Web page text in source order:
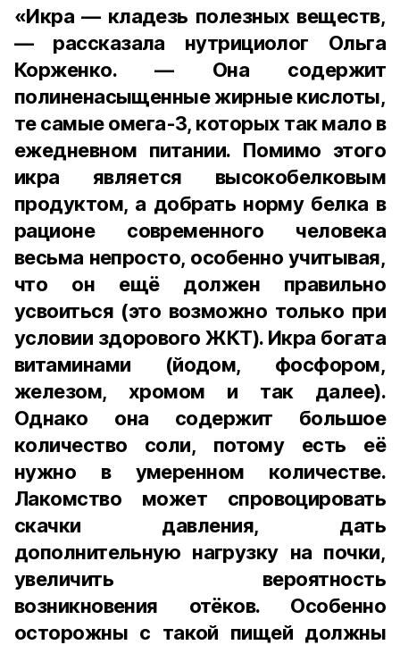
«Икра — кладезь полезных веществ,
— рассказала нутрициолог Ольга
Корженко. — Она содержит
полиненасыщенные жирные кислоты,
те самые омега-3, которых так мало в
ежедневном питании. Помимо этого
икра является высокобелковым
продуктом, а добрать норму белка в
рационе современного человека
весьма непросто, особенно учитывая,
что он ещё должен правильно
усвоиться (это возможно только при
условии здорового ЖКТ). Икра богата
витаминами (йодом, фосфором,
железом, хромом и так далее).
Однако она содержит большое
количество соли, потому есть её
нужно в умеренном количестве.
Лакомство может спровоцировать
скачки давления, дать
дополнительную нагрузку на почки,
увеличить вероятность
возникновения отёков. Особенно
осторожны с такой пищей должны